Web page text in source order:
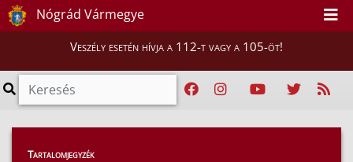
Nógrád Vármegye
Veszély esetén hívja a 112-t vagy a 105-öt!
Lakosság >
Tartalomjegyzék